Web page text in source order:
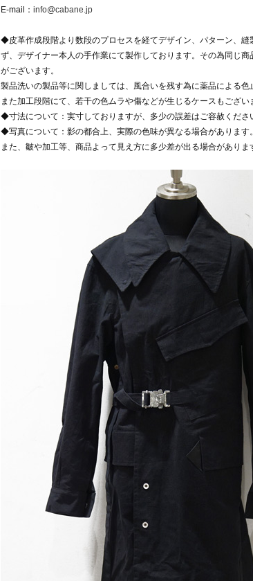
E-mail： info@cabane.jp
◆皮革作成段階より数段のプロセスを経てデザイン、パターン、
ず、デザイナー本人の手作業にて製作しております。その為同じ
がございます。
製品洗いの製品等に関しましては、風合いを残す為に薬品による
また加工段階にて、若干の色ムラや傷などが生じるケースもござい
◆寸法について：実寸しておりますが、多少の誤差はご容赦くださ
◆写真について：影の都合上、実際の色味が異なる場合があります。
また、皺や加工等、商品よって見え方に多少差が出る場合がありま